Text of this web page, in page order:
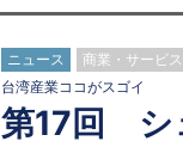
ニュース 商業・サービス
台湾産業ココがスゴイ
第17回 シ